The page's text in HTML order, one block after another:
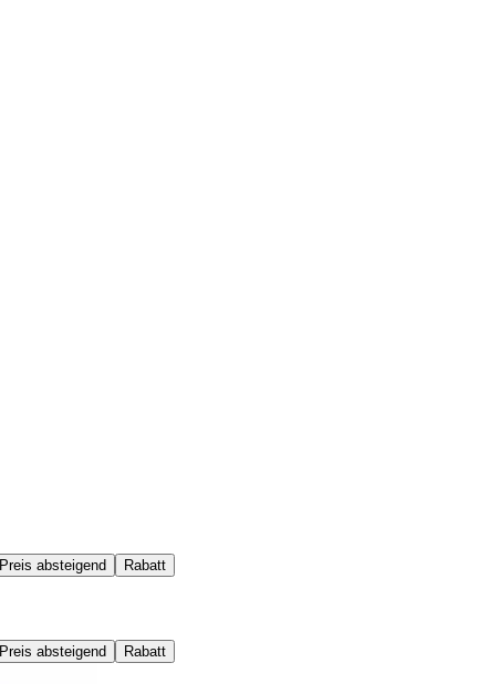
Preis absteigend Rabatt
Preis absteigend Rabatt